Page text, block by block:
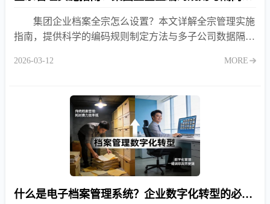
集团企业档案全宗怎么设置？本文详解全宗管理实施
指南，提供科学的编码规则制定方法与多子公司数据隔离
2026-03-12 MORE
什么是电子档案管理系统？企业数字化转型的必备基石